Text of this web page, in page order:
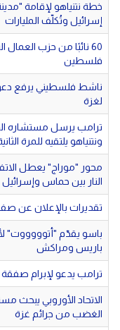
خطة نتنياهو لإقامة
إسرائيل وتُكلّف المليارات
60 نائبًا من حزب
فلسطين
ناشط فلسطيني يرفع
لغزة
ترامب يرسل مستشاره
ونتنياهو يلتقيه للمرة الثانية
محور "موراج" يعطل
النار بين حماس وإسرائيل
تقديرات بالإعلان عن
باسو يقدّم "أتوووووت"
باريس ومراكش‎‏
ترامب يدعو لإبرام صفقة
الاتحاد الأوروبي
الغضب من جرائم غزة